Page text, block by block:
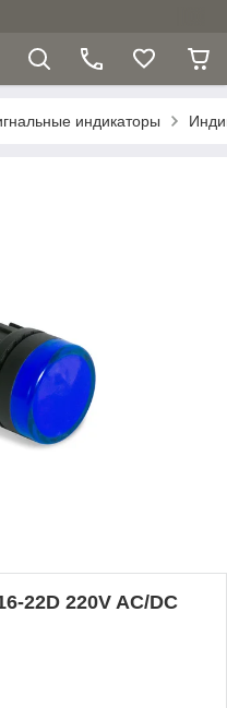
индикаторы
22D 220V AC/DC